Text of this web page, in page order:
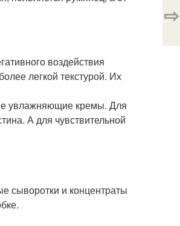
воздействия
легкой текстурой. Их
увлажняющие кремы. Для
А для чувствительной
сыворотки и концентраты
⇨